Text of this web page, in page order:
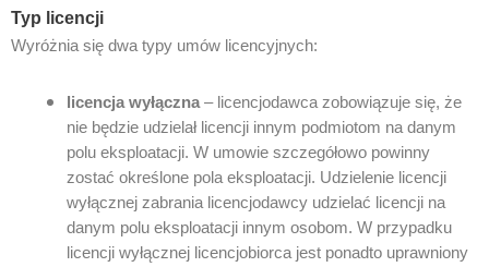
Typ licencji
Wyróżnia się dwa typy umów licencyjnych:
licencja wyłączna – licencjodawca zobowiązuje się, że
nie będzie udzielał licencji innym podmiotom na danym
polu eksploatacji. W umowie szczegółowo powinny
zostać określone pola eksploatacji. Udzielenie licencji
wyłącznej zabrania licencjodawcy udzielać licencji na
danym polu eksploatacji innym osobom. W przypadku
licencji wyłącznej licencjobiorca jest ponadto uprawniony